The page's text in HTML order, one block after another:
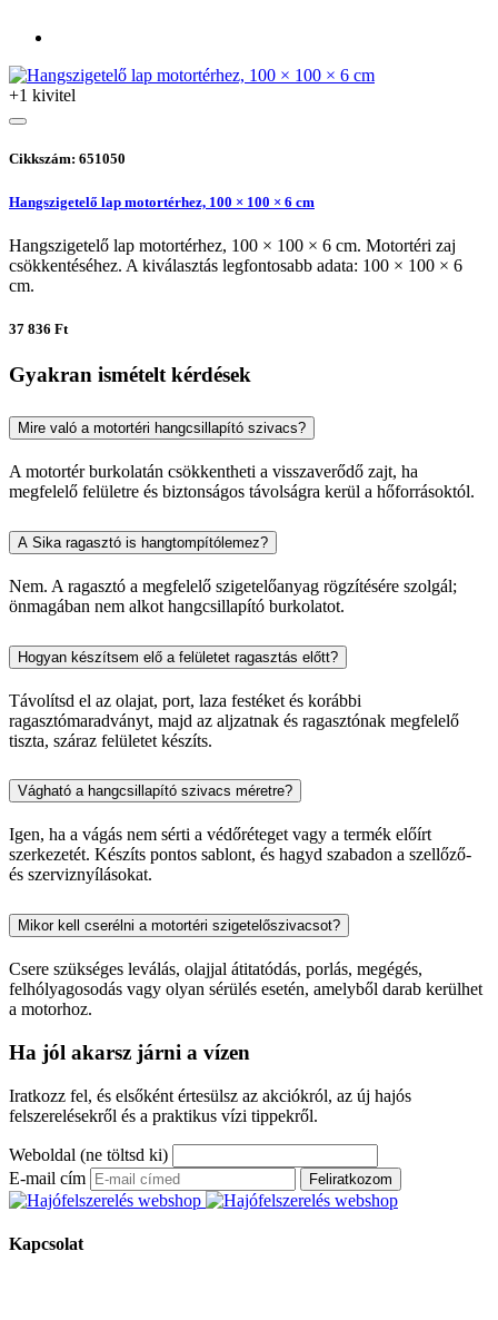
+1 kivitel
Cikkszám: 651050
Hangszigetelő lap motortérhez, 100 × 100 × 6 cm
Hangszigetelő lap motortérhez, 100 × 100 × 6 cm. Motortéri zaj
csökkentéséhez. A kiválasztás legfontosabb adata: 100 × 100 × 6
cm.
37 836 Ft
Gyakran ismételt kérdések
Mire való a motortéri hangcsillapító szivacs?
A motortér burkolatán csökkentheti a visszaverődő zajt, ha
megfelelő felületre és biztonságos távolságra kerül a hőforrásoktól.
A Sika ragasztó is hangtompítólemez?
Nem. A ragasztó a megfelelő szigetelőanyag rögzítésére szolgál;
önmagában nem alkot hangcsillapító burkolatot.
Hogyan készítsem elő a felületet ragasztás előtt?
Távolítsd el az olajat, port, laza festéket és korábbi
ragasztómaradványt, majd az aljzatnak és ragasztónak megfelelő
tiszta, száraz felületet készíts.
Vágható a hangcsillapító szivacs méretre?
Igen, ha a vágás nem sérti a védőréteget vagy a termék előírt
szerkezetét. Készíts pontos sablont, és hagyd szabadon a szellőző-
és szerviznyílásokat.
Mikor kell cserélni a motortéri szigetelőszivacsot?
Csere szükséges leválás, olajjal átitatódás, porlás, megégés,
felhólyagosodás vagy olyan sérülés esetén, amelyből darab kerülhet
a motorhoz.
Ha jól akarsz járni a vízen
Iratkozz fel, és elsőként értesülsz az akciókról, az új hajós
felszerelésekről és a praktikus vízi tippekről.
Weboldal (ne töltsd ki)
E-mail cím
Feliratkozom
Kapcsolat